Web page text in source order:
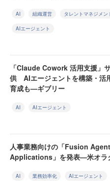
AI 組織運営 タレントマネジメン
AIエージェント
「Claude Cowork 活用支援」
供 AIエージェントを構築・活
育成も—ギブリー
AI AIエージェント
人事業務向けの「Fusion
Applications」を発表—米オラ
AI 業務効率化 AIエージェント